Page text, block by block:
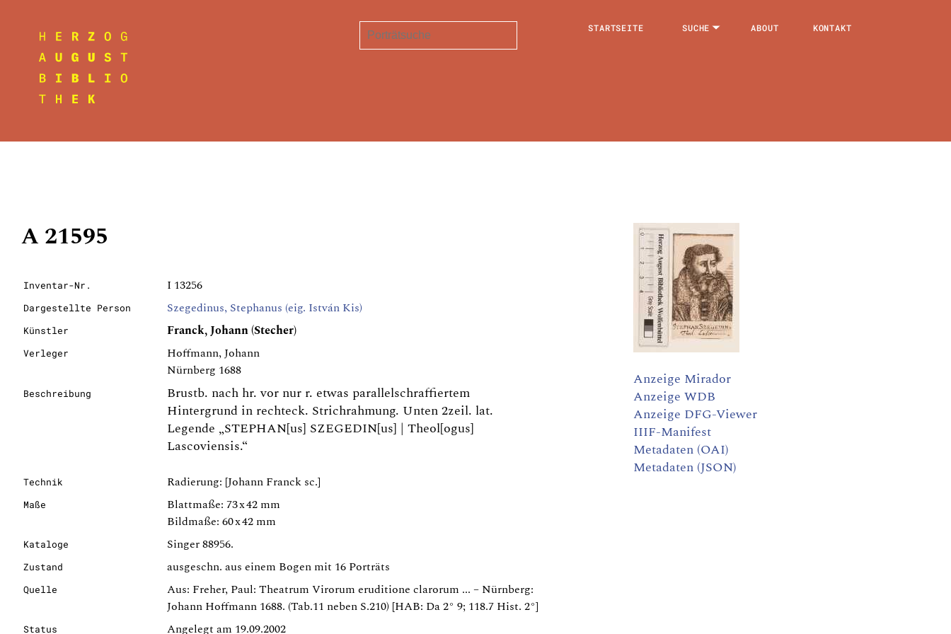
STARTSEITE SUCHE ABOUT KONTAKT
A 21595
Inventar-Nr. I 13256
Dargestellte Person Szegedinus, Stephanus (eig. István Kis)
Künstler Franck, Johann (Stecher)
Verleger
Hoffmann, Johann
Nürnberg 1688
Beschreibung
Brustb. nach hr. vor nur r. etwas parallelschraffiertem
Hintergrund in rechteck. Strichrahmung. Unten 2zeil. lat.
Legende „STEPHAN[us] SZEGEDIN[us] | Theol[ogus]
Lascoviensis.“
Technik Radierung: [Johann Franck sc.]
Maße
Blattmaße: 73 x 42 mm
Bildmaße: 60 x 42 mm
Kataloge Singer 88956.
Zustand ausgeschn. aus einem Bogen mit 16 Porträts
Quelle
Aus: Freher, Paul: Theatrum Virorum eruditione clarorum ... – Nürnberg:
Johann Hoffmann 1688. (Tab.11 neben S.210) [HAB: Da 2° 9; 118.7 Hist. 2°]
Status Angelegt am 19.09.2002
Anzeige Mirador
Anzeige WDB
Anzeige DFG-Viewer
IIIF-Manifest
Metadaten (OAI)
Metadaten (JSON)